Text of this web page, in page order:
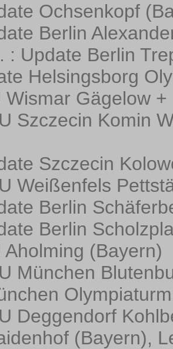
Ochsenkopf
Berlin
: Update Berlin
Helsingsborg
Wismar Gägelow
Szczecin Komin
Szczecin
Weißenfels
Berlin
Berlin
Aholming (Bayern)
München
Deggendorf
(Bayern),